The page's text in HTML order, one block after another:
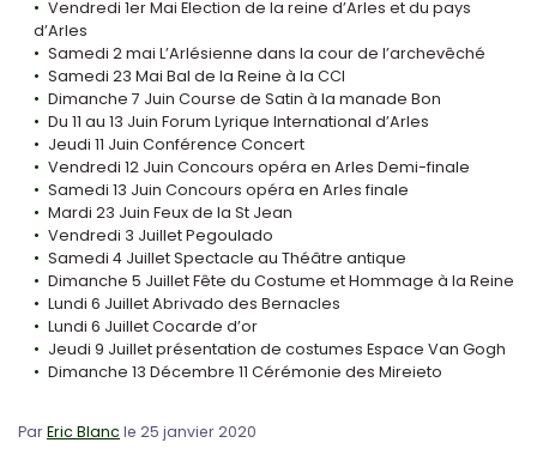
Vendredi 1er Mai Election de la reine d’Arles et du pays
d’Arles
Samedi 2 mai L’Arlésienne dans la cour de l’archevêché
Samedi 23 Mai Bal de la Reine à la CCI
Dimanche 7 Juin Course de Satin à la manade Bon
Du 11 au 13 Juin Forum Lyrique International d’Arles
Jeudi 11 Juin Conférence Concert
Vendredi 12 Juin Concours opéra en Arles Demi-finale
Samedi 13 Juin Concours opéra en Arles finale
Mardi 23 Juin Feux de la St Jean
Vendredi 3 Juillet Pegoulado
Samedi 4 Juillet Spectacle au Théâtre antique
Dimanche 5 Juillet Fête du Costume et Hommage à la Reine
Lundi 6 Juillet Abrivado des Bernacles
Lundi 6 Juillet Cocarde d’or
Jeudi 9 Juillet présentation de costumes Espace Van Gogh
Dimanche 13 Décembre 11 Cérémonie des Mireieto
ParEric Blanc le 25 janvier 2020